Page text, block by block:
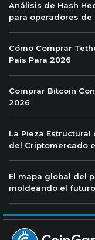
Análisis de Hash
para operadores
Cómo Comprar
País Para 2026
Comprar Bitcoin
2026
La Pieza
del Criptomercado
El mapa global del
moldeando el